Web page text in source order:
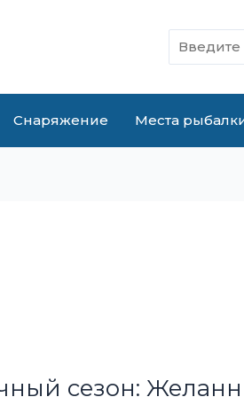
Снаряжение Места
сезон: